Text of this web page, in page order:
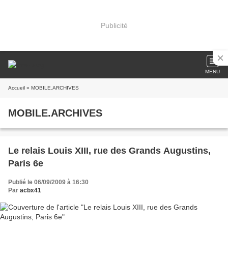
Publicité
MENU
Accueil » MOBILE.ARCHIVES
MOBILE.ARCHIVES
Le relais Louis XIII, rue des Grands Augustins,
Paris 6e
Publié le 06/09/2009 à 16:30
Par acbx41